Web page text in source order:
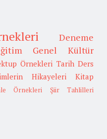
Deneme
Genel Kültür
Örnekleri Tarih Ders
Hikayeleri
Kitap
Örnekleri Şiir Tahlilleri